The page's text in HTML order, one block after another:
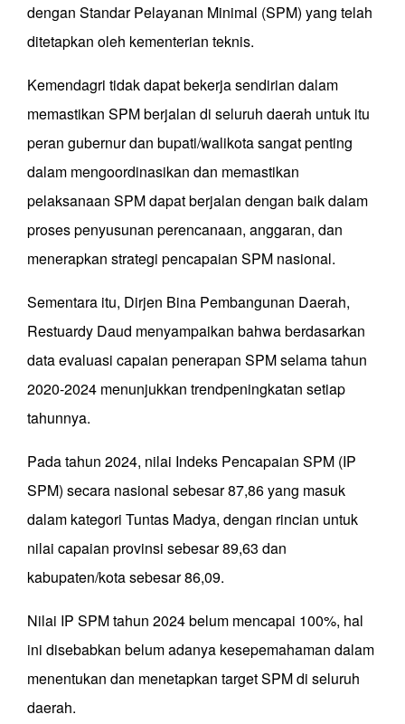
dengan Standar Pelayanan Minimal (SPM) yang telah
ditetapkan oleh kementerian teknis.
Kemendagri tidak dapat bekerja sendirian dalam
memastikan SPM berjalan di seluruh daerah untuk itu
peran gubernur dan bupati/walikota sangat penting
dalam mengoordinasikan dan memastikan
pelaksanaan SPM dapat berjalan dengan baik dalam
proses penyusunan perencanaan, anggaran, dan
menerapkan strategi pencapaian SPM nasional.
Sementara itu, Dirjen Bina Pembangunan Daerah,
Restuardy Daud menyampaikan bahwa berdasarkan
data evaluasi capaian penerapan SPM selama tahun
2020-2024 menunjukkan trendpeningkatan setiap
tahunnya.
Pada tahun 2024, nilai Indeks Pencapaian SPM (IP
SPM) secara nasional sebesar 87,86 yang masuk
dalam kategori Tuntas Madya, dengan rincian untuk
nilai capaian provinsi sebesar 89,63 dan
kabupaten/kota sebesar 86,09.
Nilai IP SPM tahun 2024 belum mencapai 100%, hal
ini disebabkan belum adanya kesepemahaman dalam
menentukan dan menetapkan target SPM di seluruh
daerah.